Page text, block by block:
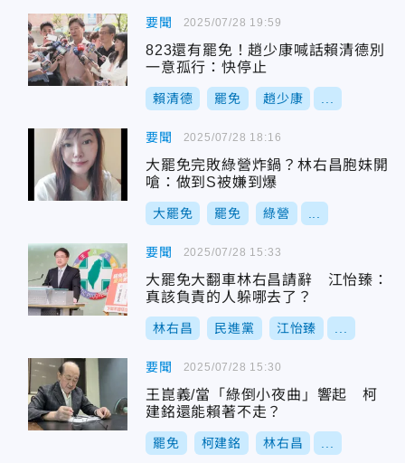
要聞
823還有罷免！趙少康喊話賴清德別
一意孤行：快停止
賴清德 罷免 趙少康
2025/07/28 19:59
要聞
大罷免完敗綠營炸鍋？林右昌胞妹開
嗆：做到S被嫌到爆
大罷免 罷免 綠營
2025/07/28 18:16
要聞
大罷免大翻車林右昌請辭 江怡臻：
真該負責的人躲哪去了？
林右昌 民進黨 江怡臻
2025/07/28 15:33
要聞
王崑義/當「綠倒小夜曲」響起 柯
建銘還能賴著不走？
罷免 柯建銘 林右昌
2025/07/28 15:30